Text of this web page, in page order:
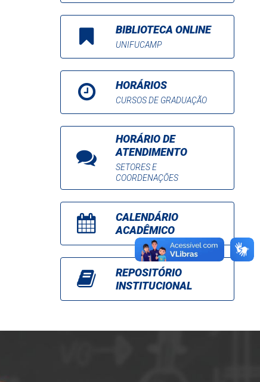
BIBLIOTECA ONLINE
UNIFUCAMP
HORÁRIOS
CURSOS DE GRADUAÇÃO
HORÁRIO DE
ATENDIMENTO
SETORES E
COORDENAÇÕES
CALENDÁRIO
ACADÊMICO
REPOSITÓRIO
INSTITUCIONAL